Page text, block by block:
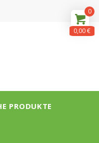
PRODUKTE
0
0,00 €